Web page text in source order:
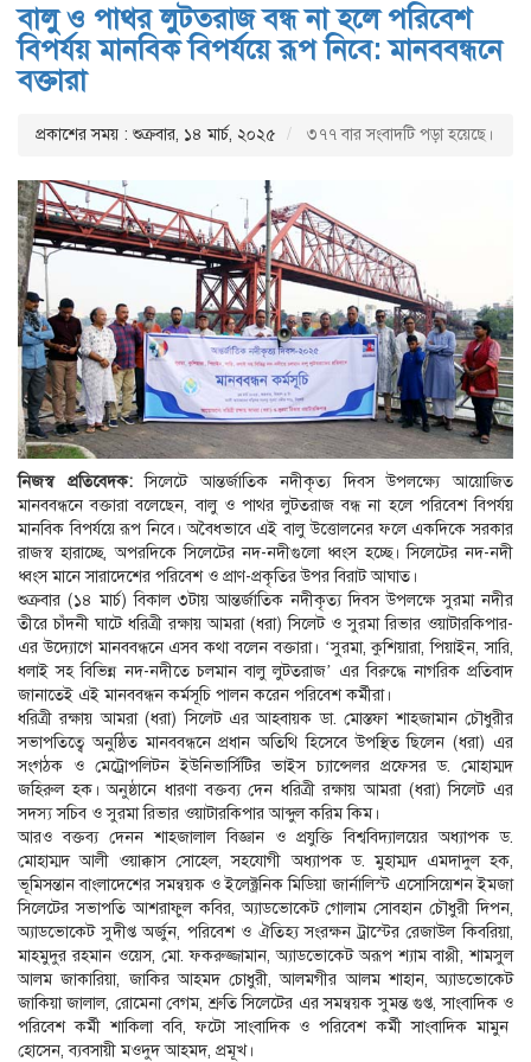
বালু ও পাথর লুটতরাজ বন্ধ না হলে পরিবেশ
বিপর্যয় মানবিক বিপর্যয়ে রূপ নিবে: মানববন্ধনে
বক্তারা
প্রকাশের সময় : শুক্রবার, ১৪ মার্চ, ২০২৫ ৩৭৭ বার সংবাদটি পড়া হয়েছে।
নিজস্ব প্রতিবেদক:সিলেটে আন্তর্জাতিক নদীকৃত্য দিবস উপলক্ষ্যে আয়োজিত
মানববন্ধনে বক্তারা বলেছেন, বালু ও পাথর লুটতরাজ বন্ধ না হলে পরিবেশ বিপর্যয়
মানবিক বিপর্যয়ে রূপ নিবে। অবৈধভাবে এই বালু উত্তোলনের ফলে একদিকে সরকার
রাজস্ব হারাচ্ছে, অপরদিকে সিলেটের নদ-নদীগুলো ধ্বংস হচ্ছে। সিলেটের নদ-নদী
ধ্বংস মানে সারাদেশের পরিবেশ ও প্রাণ-প্রকৃতির উপর বিরাট আঘাত।
শুক্রবার (১৪ মার্চ) বিকাল ৩টায় আন্তর্জাতিক নদীকৃত্য দিবস উপলক্ষে সুরমা নদীর
তীরে চাঁদনী ঘাটে ধরিত্রী রক্ষায় আমরা (ধরা) সিলেট ও সুরমা রিভার ওয়াটারকিপার-
এর উদ্যোগে মানববন্ধনে এসব কথা বলেন বক্তারা। ‘সুরমা, কুশিয়ারা, পিয়াইন, সারি,
ধলাই সহ বিভিন্ন নদ-নদীতে চলমান বালু লুটতরাজ’ এর বিরুদ্ধে নাগরিক প্রতিবাদ
জানাতেই এই মানববন্ধন কর্মসূচি পালন করেন পরিবেশ কর্মীরা।
ধরিত্রী রক্ষায় আমরা (ধরা) সিলেট এর আহবায়ক ডা. মোস্তফা শাহজামান চৌধুরীর
সভাপতিত্বে অনুষ্ঠিত মানববন্ধনে প্রধান অতিথি হিসেবে উপস্থিত ছিলেন (ধরা) এর
সংগঠক ও মেট্রোপলিটন ইউনিভার্সিটির ভাইস চ্যান্সেলর প্রফেসর ড. মোহাম্মদ
জহিরুল হক। অনুষ্ঠানে ধারণা বক্তব্য দেন ধরিত্রী রক্ষায় আমরা (ধরা) সিলেট এর
সদস্য সচিব ও সুরমা রিভার ওয়াটারকিপার আব্দুল করিম কিম।
আরও বক্তব্য দেনন শাহজালাল বিজ্ঞান ও প্রযুক্তি বিশ্ববিদ্যালয়ের অধ্যাপক ড.
মোহাম্মদ আলী ওয়াক্কাস সোহেল, সহযোগী অধ্যাপক ড. মুহাম্মদ এমদাদুল হক,
ভূমিসন্তান বাংলাদেশের সমন্বয়ক ও ইলেক্ট্রনিক মিডিয়া জার্নালিস্ট এসোসিয়েশন ইমজা
সিলেটের সভাপতি আশরাফুল কবির, অ্যাডভোকেট গোলাম সোবহান চৌধুরী দিপন,
অ্যাডভোকেট সুদীপ্ত অর্জুন, পরিবেশ ও ঐতিহ্য সংরক্ষন ট্রাস্টের রেজাউল কিবরিয়া,
মাহমুদুর রহমান ওয়েস, মো. ফকরুজ্জামান, অ্যাডভোকেট অরূপ শ্যাম বাপ্পী, শামসুল
আলম জাকারিয়া, জাকির আহমদ চোধুরী, আলমগীর আলম শাহান, অ্যাডভোকেট
জাকিয়া জালাল, রোমেনা বেগম, শ্রুতি সিলেটের এর সমন্বয়ক সুমন্ত গুপ্ত, সাংবাদিক ও
পরিবেশ কর্মী শাকিলা ববি, ফটো সাংবাদিক ও পরিবেশ কর্মী সাংবাদিক মামুন
হোসেন, ব্যবসায়ী মওদুদ আহমদ, প্রমূখ।